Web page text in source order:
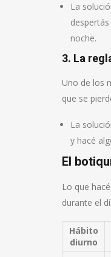
La
noche.
3. La
Uno de los
que se
La
y hacé
El
Lo que
durante el
Hábito
diurno